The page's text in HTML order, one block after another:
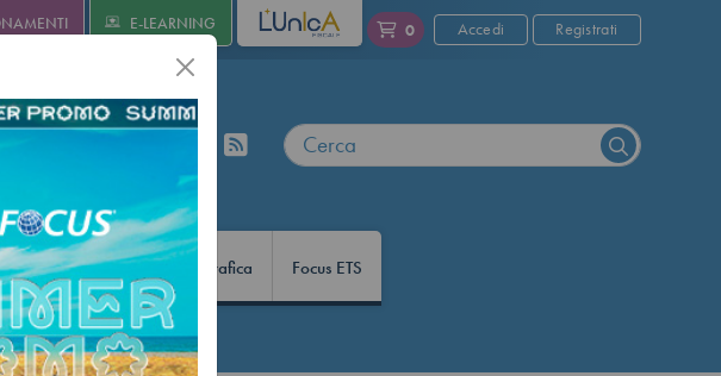
E-LEARNING L'UNICA 0 Accedi Registrati
Revisione Infografica Focus ETS